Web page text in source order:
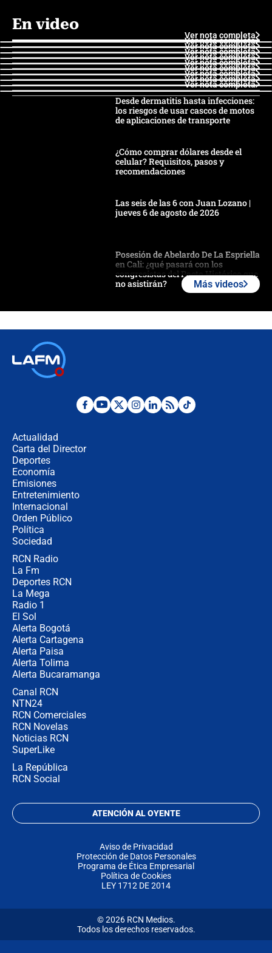
En video
Ver nota completa
Ver nota completa
Ver nota completa
Ver nota completa
Ver nota completa
Ver nota completa
Ver nota completa
Ver nota completa
Ver nota completa
Ver nota completa
Desde dermatitis hasta infecciones:
los riesgos de usar cascos de motos
de aplicaciones de transporte
¿Cómo comprar dólares desde el
celular? Requisitos, pasos y
recomendaciones
Las seis de las 6 con Juan Lozano |
jueves 6 de agosto de 2026
Posesión de Abelardo De La Espriella
en Cali: ¿qué pasará con los
congresistas del Pacto Histórico que
no asistirán?
¿Por qué De la Espriella gobernará
Más videos
Actualidad
Carta del Director
Deportes
Economía
Emisiones
Entretenimiento
Internacional
Orden Público
Política
Sociedad
RCN Radio
La Fm
Deportes RCN
La Mega
Radio 1
El Sol
Alerta Bogotá
Alerta Cartagena
Alerta Paisa
Alerta Tolima
Alerta Bucaramanga
Canal RCN
NTN24
RCN Comerciales
RCN Novelas
Noticias RCN
SuperLike
La República
RCN Social
ATENCIÓN AL OYENTE
Aviso de Privacidad
Protección de Datos Personales
Programa de Ética Empresarial
Política de Cookies
LEY 1712 DE 2014
© 2026 RCN Medios.
Todos los derechos reservados.